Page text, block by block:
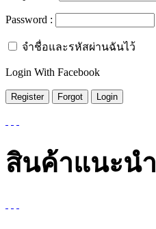
Password :
จำชื่อและรหัสผ่านฉันไว้
Login With Facebook
สินค้าแนะนำ